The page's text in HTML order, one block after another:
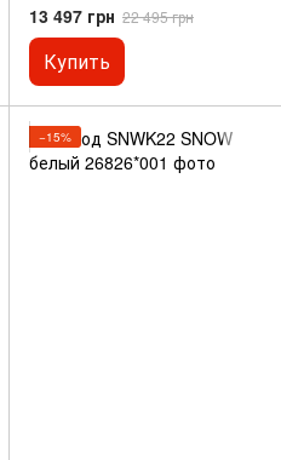
13 497 грн 22 495 грн
Купить
−15%